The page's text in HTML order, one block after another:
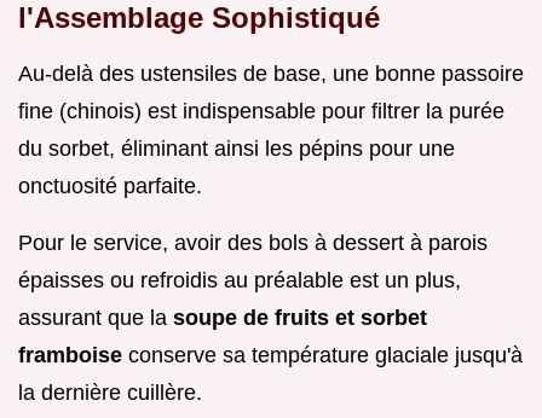
l'Assemblage Sophistiqué
Au-delà des ustensiles de base, une bonne passoire
fine (chinois) est indispensable pour filtrer la purée
du sorbet, éliminant ainsi les pépins pour une
onctuosité parfaite.
Pour le service, avoir des bols à dessert à parois
épaisses ou refroidis au préalable est un plus,
assurant que la soupe de fruits et sorbet
framboise conserve sa température glaciale jusqu'à
la dernière cuillère.